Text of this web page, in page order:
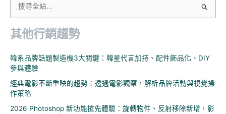
關
字
其他行銷趨勢
韓系品牌話題製造機3大關鍵：韓星代言加持、配件飾品化、DIY
參與體驗
經典電影不斷重映的趨勢：透過電影觀察，解析品牌活動與視覺操
作策略
2026 Photoshop 新功能搶先體驗：旋轉物件、反射移除新增，影